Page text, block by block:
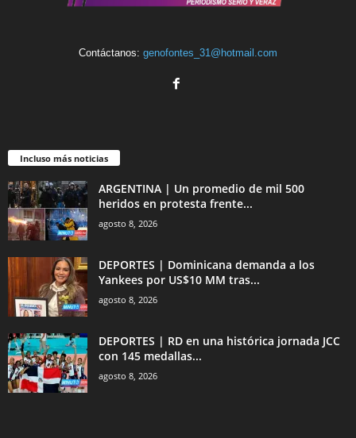
Contáctanos: genofontes_31@hotmail.com
Incluso más noticias
ARGENTINA | Un promedio de mil 500
heridos en protesta frente...
agosto 8, 2026
DEPORTES | Dominicana demanda a los
Yankees por US$10 MM tras...
agosto 8, 2026
DEPORTES | RD en una histórica jornada JCC
con 145 medallas...
agosto 8, 2026